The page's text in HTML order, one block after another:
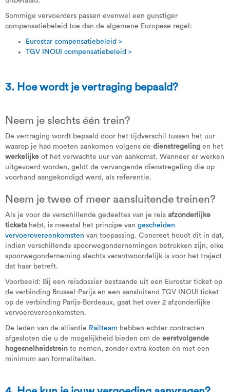
Sommige vervoerders passen evenwel een gunstiger
compensatiebeleid toe dan de algemene Europese regel:
Eurostar compensatiebeleid >
TGV INOUI compensatiebeleid >
3. Hoe wordt je vertraging bepaald?
Neem je slechts één trein?
De vertraging wordt bepaald door het tijdverschil tussen het uur
waarop je had moeten aankomen volgens de dienstregeling en het
werkelijke of het verwachte uur van aankomst. Wanneer er werken
uitgevoerd worden, geldt de vervangende dienstregeling die op
voorhand aangekondigd werd, als referentie.
Neem je twee of meer aansluitende treinen?
Als je voor de verschillende gedeeltes van je reis afzonderlijke
ticketshebt, is meestal het principe van gescheiden
vervoerovereenkomsten van toepassing. Concreet houdt dit in dat,
indien verschillende spoorwegondernemingen betrokken zijn, elke
spoorwegonderneming slechts verantwoordelijk is voor het traject
dat haar betreft.
Voorbeeld: Bij een reisdossier bestaande uit een Eurostar ticket op
de verbinding Brussel-Parijs en een aansluitend TGV INOUI ticket
op de verbinding Parijs-Bordeaux, gaat het over 2 afzonderlijke
vervoerovereenkomsten.
De leden van de alliantie Railteam hebben echter contracten
afgesloten die u de mogelijkheid bieden om de eerstvolgende
hogesnelheidstrein te nemen, zonder extra kosten en met een
minimum aan formaliteiten.